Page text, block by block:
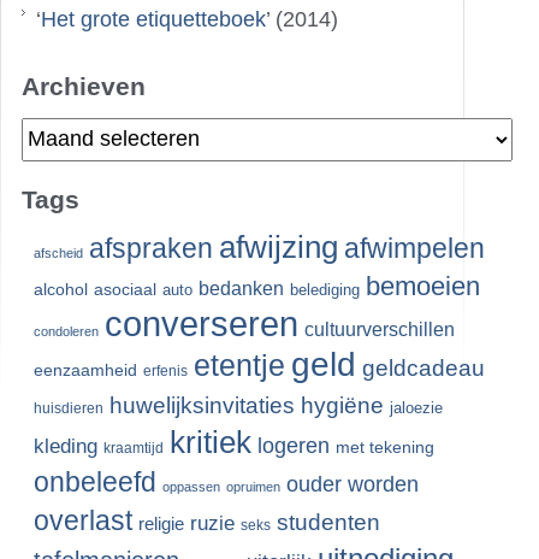
‘Het grote etiquetteboek’ (2014)
Archieven
Archieven
Tags
afscheid afspraken afwijzing afwimpelen
alcohol asociaal auto bedanken belediging bemoeien
condoleren converseren cultuurverschillen
eenzaamheid erfenis etentje geld geldcadeau
huisdieren huwelijksinvitaties hygiëne jaloezie
kleding kraamtijd kritiek logeren met tekening
onbeleefd oppassen opruimen ouder worden
overlast religie ruzie seks studenten